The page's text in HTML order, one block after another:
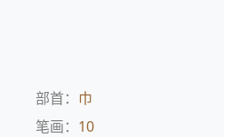
部首： 巾
笔画： 10